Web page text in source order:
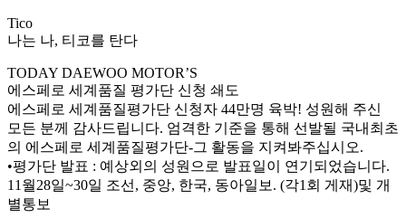
Tico
나는 나, 티코를 탄다
TODAY DAEWOO MOTOR’S
에스페로 세계품질 평가단 신청 쇄도
에스페로 세계품질평가단 신청자 44만명 육박! 성원해 주신
모든 분께 감사드립니다. 엄격한 기준을 통해 선발될 국내최초
의 에스페로 세계품질평가단-그 활동을 지켜봐주십시오.
•평가단 발표 : 예상외의 성원으로 발표일이 연기되었습니다.
11월28일~30일 조선, 중앙, 한국, 동아일보. (각1회 게재)및 개
별통보